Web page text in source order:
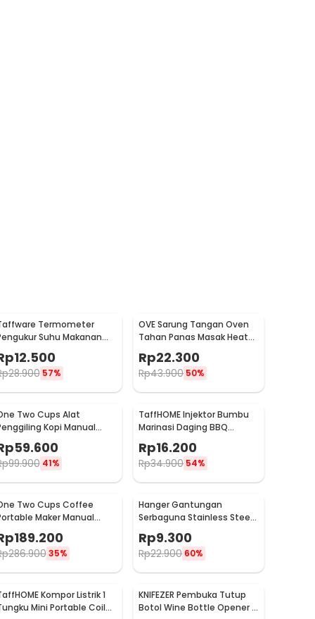
Termometer
Suhu Makanan
12.500
28.900 57%
OVE Sarung Tangan Oven
Tahan Panas Masak Heat
Resistant Gloves - 540F
Rp22.300
Rp43.900 50%
Two Cups Alat
Kopi Manual
Coffee Grinder Portable -
59.600
99.900 41%
TaffHOME Injektor Bumbu
Marinasi Daging BBQ
Seasoning Injector - HC117
Rp16.200
Rp34.900 54%
Two Cups Coffee
Maker Manual
Hand Press Espresso 300ml
T35066
189.200
286.900 35%
Hanger Gantungan
Serbaguna Stainless Steel
10 PCS - M127105
Rp9.300
Rp22.900 60%
Kompor Listrik 1
Mini Portable Coil
KNIFEZER Pembuka Tutup
Botol Wine Bottle Opener -